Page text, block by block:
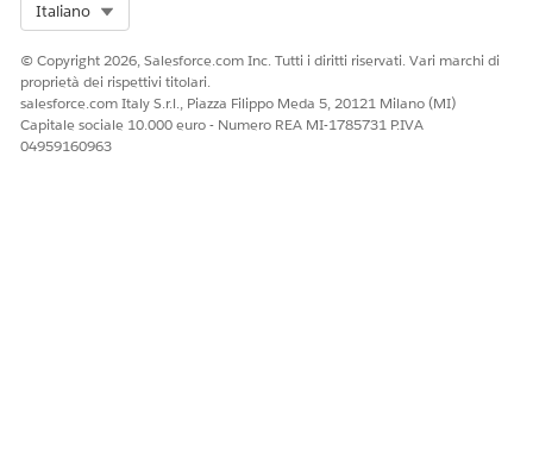
Italiano
© Copyright 2026, Salesforce.com Inc. Tutti i diritti riservati. Vari marchi di
proprietà dei rispettivi titolari.
salesforce.com Italy S.r.l., Piazza Filippo Meda 5, 20121 Milano (MI)
Capitale sociale 10.000 euro - Numero REA MI-1785731 P.IVA
04959160963